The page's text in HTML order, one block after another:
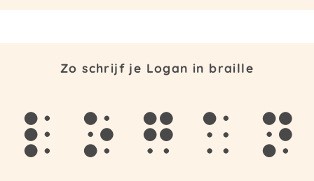
Zo schrijf je Logan in braille
l o g a n